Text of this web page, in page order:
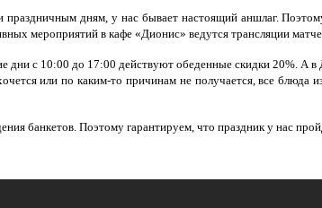
дням, у нас бывает настоящий аншлаг.
мероприятий в кафе «Дионис» ведутся трансляции
дни с 10:00 до 17:00 действуют обеденные скидки 20%.
или по каким-то причинам не получается, все
банкетов. Поэтому гарантируем, что праздник у нас